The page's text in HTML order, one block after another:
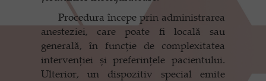
Procedura începe prin administrarea
anesteziei, care poate fi locală sau
generală, în funcție de complexitatea
intervenției și preferințele pacientului.
Ulterior, un dispozitiv special emite